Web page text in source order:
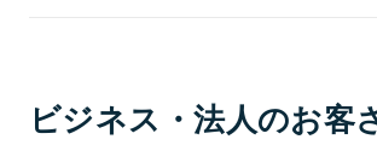
ビジネス・法人のお客